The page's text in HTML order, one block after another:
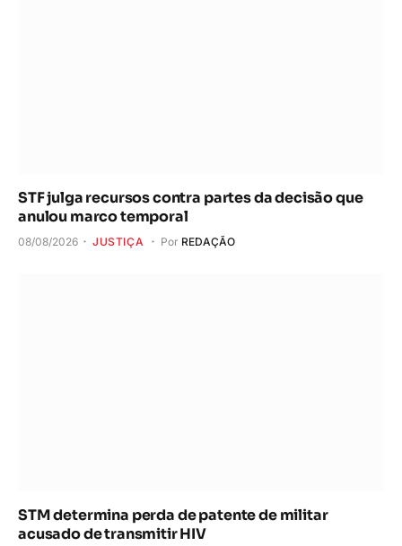
STF julga recursos contra partes da decisão que
anulou marco temporal
08/08/2026 JUSTIÇA Por REDAÇÃO
STM determina perda de patente de militar
acusado de transmitir HIV